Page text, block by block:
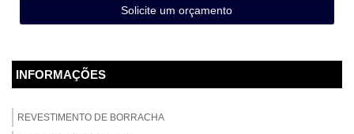
Solicite um orçamento
INFORMAÇÕES
REVESTIMENTO DE BORRACHA